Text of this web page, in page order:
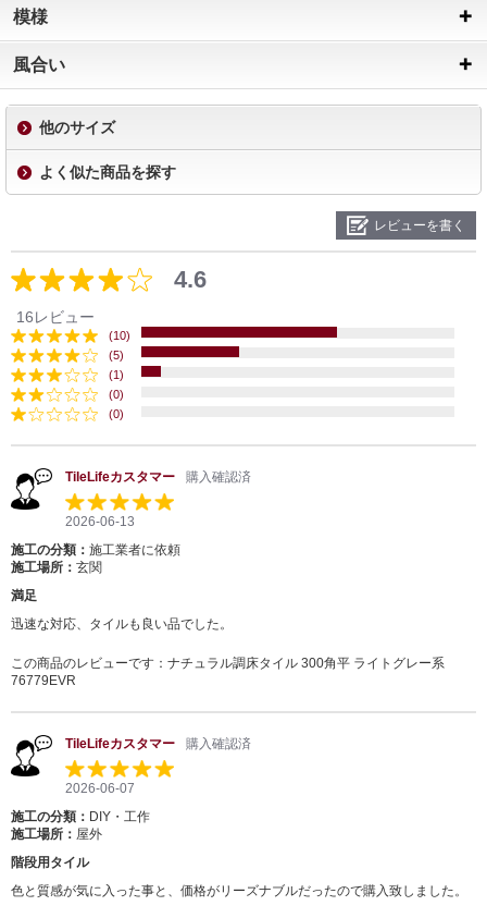
模様
風合い
他のサイズ
よく似た商品を探す
レビューを書く
4.6
16レビュー
(10)
(5)
(1)
(0)
(0)
TileLifeカスタマー 購入確認済
2026-06-13
施工の分類： 施工業者に依頼
施工場所： 玄関
満足
迅速な対応、タイルも良い品でした。
この商品のレビューです： ナチュラル調床タイル 300角平 ライトグレー系
76779EVR
TileLifeカスタマー 購入確認済
2026-06-07
施工の分類： DIY・工作
施工場所： 屋外
階段用タイル
色と質感が気に入った事と、価格がリーズナブルだったので購入致しました。